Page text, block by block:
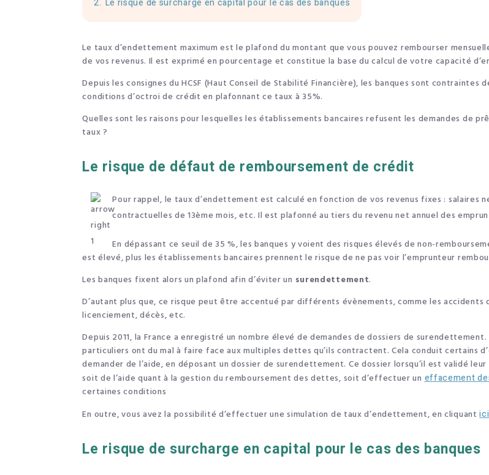
2. Le risque de surcharge en capital pour le cas des banques
Le taux d’endettement maximum est le plafond du montant que vous pouvez rembourser
de vos revenus. Il est exprimé en pourcentage et constitue la base du calcul de votre capacité
Depuis les consignes du HCSF (Haut Conseil de Stabilité Financière), les banques sont contraintes
conditions d’octroi de crédit en plafonnant ce taux à 35%.
Quelles sont les raisons pour lesquelles les établissements bancaires refusent les demandes de
taux ?
Le risque de défaut de remboursement de crédit
Pour rappel, le taux d’endettement est calculé en fonction de vos revenus fixes : salaires
contractuelles de 13ème mois, etc. Il est plafonné au tiers du revenu net annuel des
En dépassant ce seuil de 35 %, les banques y voient des risques élevés de non-
est élevé, plus les établissements bancaires prennent le risque de ne pas voir l’emprunteur
Les banques fixent alors un plafond afin d’éviter un surendettement.
D’autant plus que, ce risque peut être accentué par différents évènements, comme les accidents
licenciement, décès, etc.
Depuis 2011, la France a enregistré un nombre élevé de demandes de dossiers de
particuliers ont du mal à faire face aux multiples dettes qu’ils contractent. Cela conduit certains
demander de l’aide, en déposant un dossier de surendettement. Ce dossier lorsqu’il est validé
soit de l’aide quant à la gestion du remboursement des dettes, soit d’effectuer uneffacement
certaines conditions
En outre, vous avez la possibilité d’effectuer une simulation de taux d’endettement, en cliquantici
Le risque de surcharge en capital pour le cas des banques